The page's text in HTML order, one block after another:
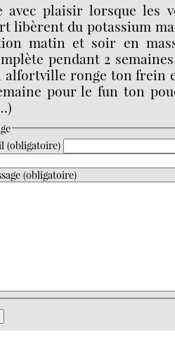
plaisir lorsque les
libèrent du potassium
matin et soir en
pendant 2
alfortville ronge ton frein
pour le fun ton
(obligatoire)
(obligatoire)